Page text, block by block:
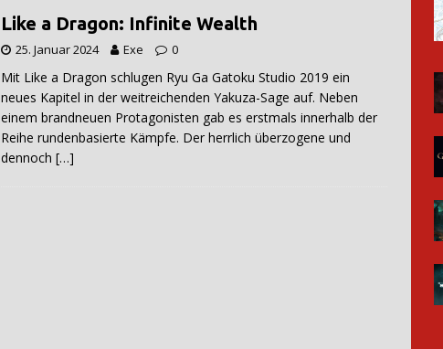
Like a Dragon: Infinite Wealth
25. Januar 2024 Exe 0
Mit Like a Dragon schlugen Ryu Ga Gatoku Studio 2019 ein
neues Kapitel in der weitreichenden Yakuza-Sage auf. Neben
einem brandneuen Protagonisten gab es erstmals innerhalb der
Reihe rundenbasierte Kämpfe. Der herrlich überzogene und
dennoch […]